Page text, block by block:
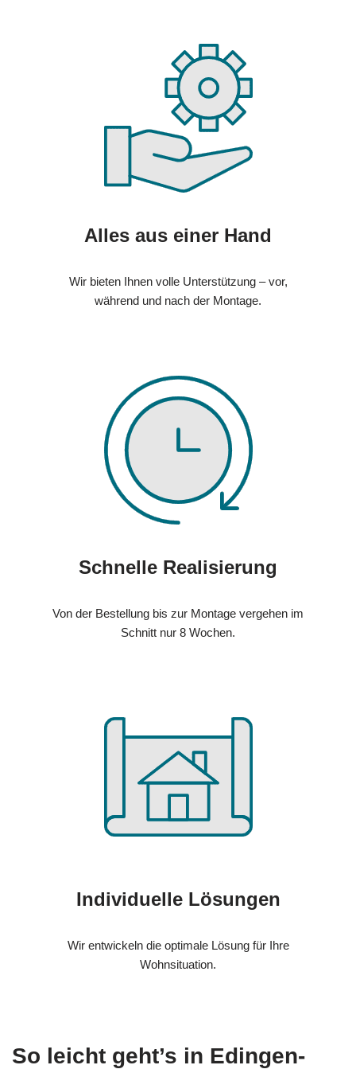
Alles aus einer Hand
Wir bieten Ihnen volle Unterstützung – vor,
während und nach der Montage.
Schnelle Realisierung
Von der Bestellung bis zur Montage vergehen im
Schnitt nur 8 Wochen.
Individuelle Lösungen
Wir entwickeln die optimale Lösung für Ihre
Wohnsituation.
So leicht geht’s in Edingen-